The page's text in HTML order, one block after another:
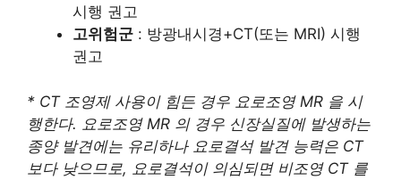
시행 권고
고위험군 : 방광내시경+CT(또는 MRI) 시행
권고
* CT 조영제 사용이 힘든 경우 요로조영 MR 을 시
행한다. 요로조영 MR 의 경우 신장실질에 발생하는
종양 발견에는 유리하나 요로결석 발견 능력은 CT
보다 낮으므로, 요로결석이 의심되면 비조영 CT 를